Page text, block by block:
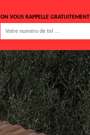
ON VOUS RAPPELLE GRATUITEMENT